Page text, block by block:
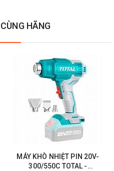
HÃNG
MÁY KHÒ NHIỆT PIN 20V-
300/550C TOTAL -